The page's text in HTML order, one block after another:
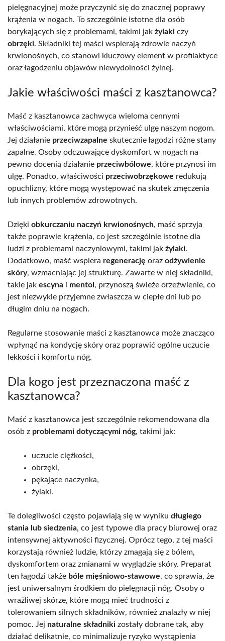
pielęgnacyjnej może przyczynić się do znacznej poprawy
krążenia w nogach. To szczególnie istotne dla osób
borykających się z problemami, takimi jak żylaki czy
obrzęki. Składniki tej maści wspierają zdrowie naczyń
krwionośnych, co stanowi kluczowy element w profilaktyce
oraz łagodzeniu objawów niewydolności żylnej.
Jakie właściwości maści z kasztanowca?
Maść z kasztanowca zachwyca wieloma cennymi
właściwościami, które mogą przynieść ulgę naszym nogom.
Jej działanie przeciwzapalne skutecznie łagodzi różne stany
zapalne. Osoby odczuwające dyskomfort w nogach na
pewno docenią działanie przeciwbólowe, które przynosi im
ulgę. Ponadto, właściwości przeciwobrzękowe redukują
opuchlizny, które mogą występować na skutek zmęczenia
lub innych problemów zdrowotnych.
Dzięki obkurczaniu naczyń krwionośnych, maść sprzyja
także poprawie krążenia, co jest szczególnie istotne dla
ludzi z problemami naczyniowymi, takimi jak żylaki.
Dodatkowo, maść wspiera regenerację oraz odżywienie
skóry, wzmacniając jej strukturę. Zawarte w niej składniki,
takie jak escyna i mentol , przynoszą świeże orzeźwienie, co
jest niezwykle przyjemne zwłaszcza w ciepłe dni lub po
długim dniu na nogach.
Regularne stosowanie maści z kasztanowca może znacząco
wpłynąć na kondycję skóry oraz poprawić ogólne uczucie
lekkości i komfortu nóg.
Dla kogo jest przeznaczona maść z
kasztanowca?
Maść z kasztanowca jest szczególnie rekomendowana dla
osób z problemami dotyczącymi nóg, takimi jak:
uczucie ciężkości,
obrzęki,
pękające naczynka,
żylaki.
Te dolegliwości często pojawiają się w wyniku długiego
stania lub siedzenia, co jest typowe dla pracy biurowej oraz
intensywnej aktywności fizycznej. Oprócz tego, z tej maści
korzystają również ludzie, którzy zmagają się z bólem,
dyskomfortem oraz zmianami w wyglądzie skóry. Preparat
ten łagodzi także bóle mięśniowo-stawowe, co sprawia, że
jest uniwersalnym środkiem do pielęgnacji nóg. Osoby o
wrażliwej skórze, które mogą mieć trudności z
tolerowaniem silnych składników, również znalazły w niej
pomoc. Jej naturalne składniki zostały dobrane tak, aby
działać delikatnie, co minimalizuje ryzyko wystąpienia